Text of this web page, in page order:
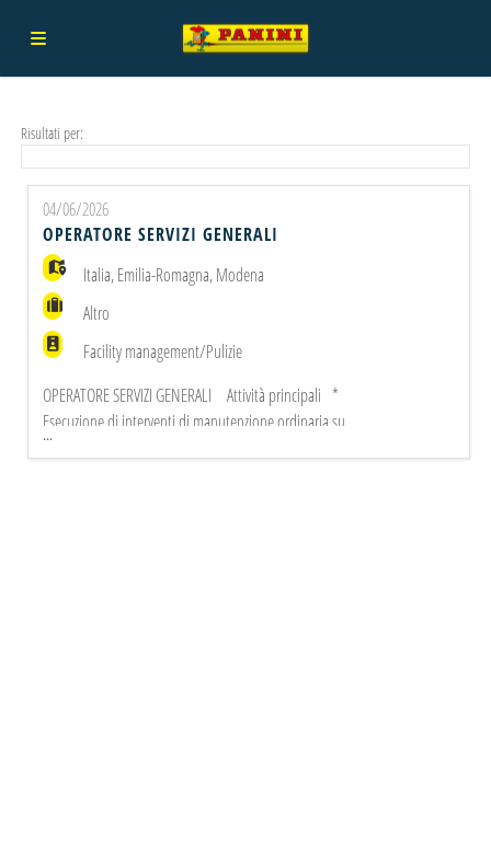
Offerte
di
lavoro
Carica
il
CV
Login
Lingua
Risultati per:
04/06/2026
OPERATORE SERVIZI GENERALI
Italia,Emilia-Romagna,Modena
Altro
Facility management/Pulizie
OPERATORE SERVIZI GENERALI Attività principali *
Esecuzione di interventi di manutenzione ordinaria su
impianti elettrici industriali e civili (es. sostituzione
...